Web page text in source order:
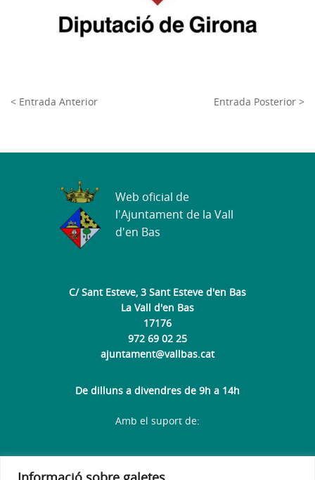
< Entrada Anterior Entrada Posterior >
C/ Sant Esteve, 3 Sant Esteve d'en Bas
La Vall d'en Bas
17176
972 69 02 25
ajuntament@vallbas.cat
De dilluns a divendres de 9h a 14h
Web oficial de
l'Ajuntament de la Vall
d'en Bas
Amb el suport de: